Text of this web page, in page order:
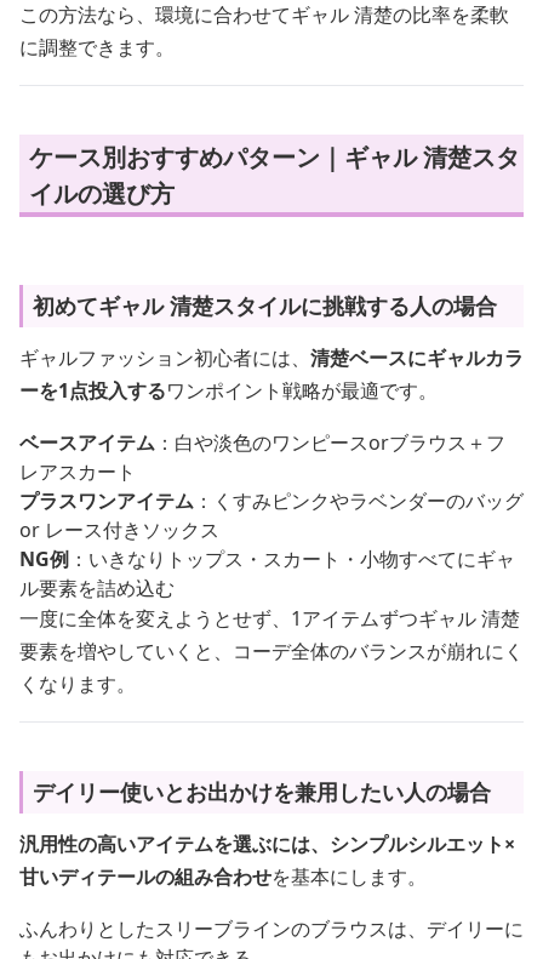
この方法なら、環境に合わせてギャル 清楚の比率を柔軟
に調整できます。
ケース別おすすめパターン｜ギャル 清楚スタ
イルの選び方
初めてギャル 清楚スタイルに挑戦する人の場合
ギャルファッション初心者には、 清楚ベースにギャルカラ
ーを1点投入するワンポイント戦略が最適です。
ベースアイテム ：白や淡色のワンピースorブラウス＋フ
レアスカート
プラスワンアイテム ：くすみピンクやラベンダーのバッグ
or レース付きソックス
NG例 ：いきなりトップス・スカート・小物すべてにギャ
ル要素を詰め込む
一度に全体を変えようとせず、1アイテムずつギャル 清楚
要素を増やしていくと、コーデ全体のバランスが崩れにく
くなります。
デイリー使いとお出かけを兼用したい人の場合
汎用性の高いアイテムを選ぶには、シンプルシルエット×
甘いディテールの組み合わせを基本にします。
ふんわりとしたスリーブラインのブラウスは、デイリーに